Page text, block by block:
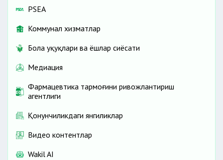
PSEA
Коммунал хизматлар
Бола ҳуқуқлари ва ёшлар сиёсати
Медиация
Фармацевтика тармоғини ривожлантириш
агентлиги
Қонунчиликдаги янгиликлар
Видео контентлар
Wakil AI